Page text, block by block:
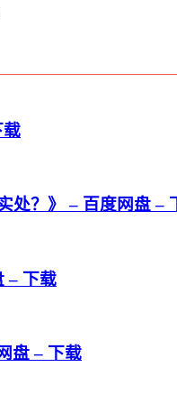
载
处？》 – 百度网盘 –
– 下载
盘 – 下载